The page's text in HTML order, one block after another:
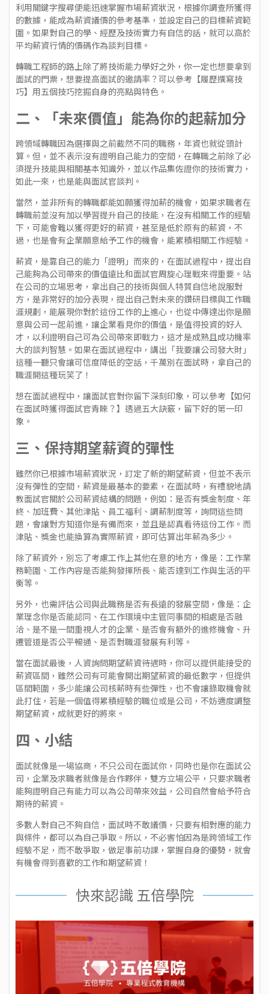
利用關鍵字搜尋便能迅速掌握市場薪資狀況，根據你調查所獲得
的數據，能成為薪資議價的參考基準，並設定自己的目標薪資範
圍。如果對自己的學、經歷及技術實力有自信的話，就可以高於
平均薪資行情的價碼作為談判目標。
轉職工程師的路上除了將技術能力學好之外，你一定也想要拿到
面試的門票，想要提高面試的邀請率？可以參考【履歷撰寫技
巧】用五個技巧挖掘自身的亮點與特色。
二、「未來價值」能為你的起薪加分
跨領域轉職因為選擇與之前截然不同的職務，年資也就從頭計
算。但，並不表示沒有證明自己能力的空間，在轉職之前除了必
須提升技能與相關基本知識外，並以作品集佐證你的技術實力，
如此一來，也是能與面試官談判。
當然，並非所有的轉職都能如願獲得加薪的機會，如果求職者在
轉職前並沒有加以學習提升自己的技能，在沒有相關工作的經驗
下，可能會難以獲得更好的薪資，甚至是低於原有的薪資，不
過，也是會有企業願意給予工作的機會，能累積相關工作經驗。
薪資，是靠自己的能力「證明」而來的，在面試過程中，提出自
己能夠為公司帶來的價值遠比和面試官周旋心理戰來得重要。站
在公司的立場思考，拿出自己的技術與個人特質自信地說服對
方，是非常好的加分表現，提出自己對未來的鑽研目標與工作職
涯規劃，能展現你對於這份工作的上進心，也從中傳達出你是願
意與公司一起前進，讓企業看見你的價值，是值得投資的好人
才，以利證明自己可為公司帶來即戰力，這才是成熟且成功機率
大的談判智慧。如果在面試過程中，講出「我要讓公司發大財」
這種一聽只會讓可信度降低的空話，千萬別在面試時，拿自己的
職涯開這種玩笑了！
想在面試過程中，讓面試官對你留下深刻印象，可以參考【如何
在面試時獲得面試官青睞？ 】透過五大訣竅，留下好的第一印
象。
三、保持期望薪資的彈性
雖然你已根據市場薪資狀況，訂定了新的期望薪資，但並不表示
沒有彈性的空間，薪資是最基本的要素，在面試時，有禮貌地請
教面試官關於公司薪資結構的問題，例如：是否有獎金制度、年
終、加班費、其他津貼、員工福利、調薪制度等，詢問這些問
題，會讓對方知道你是有備而來，並且是認真看待這份工作。而
津貼、獎金也能換算為實際薪資，即可估算出年薪為多少。
除了薪資外，別忘了考慮工作上其他在意的地方，像是：工作業
務範圍、工作內容是否能夠發揮所長、能否達到工作與生活的平
衡等。
另外，也需評估公司與此職務是否有長遠的發展空間，像是：企
業理念你是否能認同、在工作環境中主管同事間的相處是否融
洽、是不是一間重視人才的企業、是否會有額外的進修機會、升
遷管道是否公平暢通、是否對職涯發展有利等。
當在面試最後，人資詢問期望薪資待遇時，你可以提供能接受的
薪資區間，雖然公司有可能會開出期望薪資的最低數字，但提供
區間範圍，多少能讓公司核薪時有些彈性，也不會讓錄取機會就
此打住，若是一個值得累積經驗的職位或是公司，不妨適度調整
期望薪資，成就更好的將來。
四、小結
面試就像是一場協商，不只公司在面試你，同時也是你在面試公
司，企業及求職者就像是合作夥伴，雙方立場公平，只要求職者
能夠證明自己有能力可以為公司帶來效益，公司自然會給予符合
期待的薪資。
多數人對自己不夠自信，面試時不敢議價，只要有相對應的能力
與條件，都可以為自己爭取。所以，不必害怕因為是跨領域工作
經驗不足，而不敢爭取，做足事前功課，掌握自身的優勢，就會
有機會得到喜歡的工作和期望薪資！
快來認識 五倍學院